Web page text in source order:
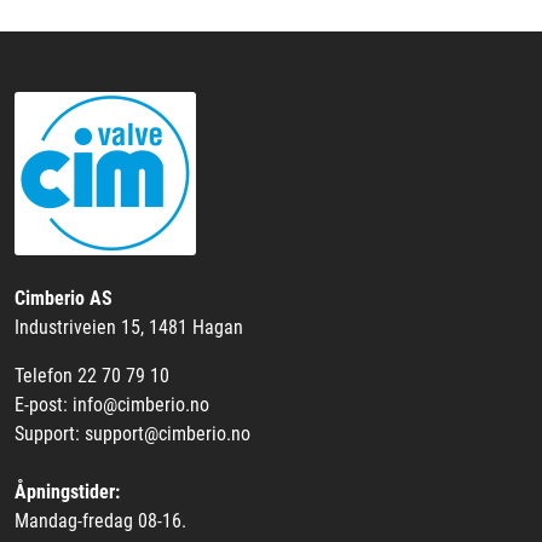
Cimberio AS
Industriveien 15, 1481 Hagan
Telefon 22 70 79 10
E-post: info@cimberio.no
Support: support@cimberio.no
Åpningstider:
Mandag-fredag 08-16.